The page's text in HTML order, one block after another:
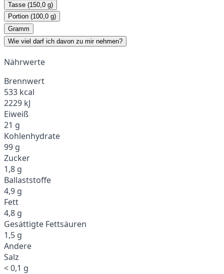
Tasse (150,0 g)
Portion (100,0 g)
Gramm
Wie viel darf ich davon zu mir nehmen?
Nährwerte
Brennwert
533 kcal
2229 kJ
Eiweiß
21 g
Kohlenhydrate
99 g
Zucker
1,8 g
Ballaststoffe
4,9 g
Fett
4,8 g
Gesättigte Fettsäuren
1,5 g
Andere
Salz
< 0,1 g